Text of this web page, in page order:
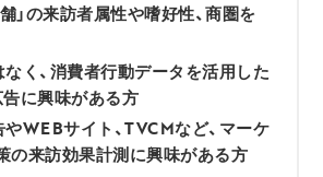
舗」の来訪者属性や嗜好性、商圏を
く、消費者行動データを活用した
告に興味がある方
WEBサイト、TVCMなど、マーケ
の来訪効果計測に興味がある方